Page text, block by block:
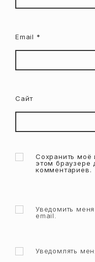
Email *
Сайт
Сохранить моё
этом браузере
комментариев.
Уведомить
email.
Уведомлять